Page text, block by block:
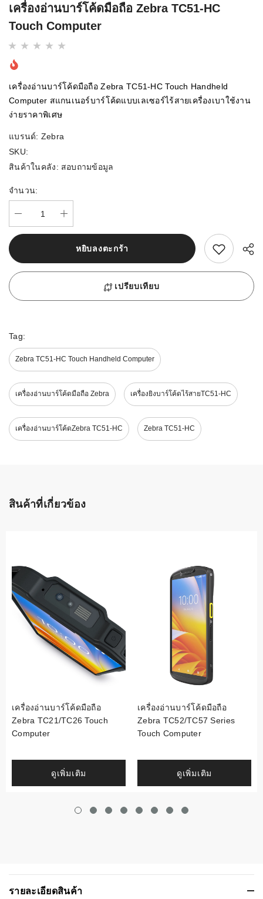
เครื่องอ่านบาร์โค้ดมือถือ Zebra TC51-HC
Touch Computer
เครื่องอ่านบาร์โค้ดมือถือ Zebra TC51-HC Touch Handheld
Computer สแกนเนอร์บาร์โค้ดแบบเลเซอร์ไร้สายเครื่องเบาใช้งาน
ง่ายราคาพิเศษ
แบรนด์: Zebra
SKU:
สินค้าในคลัง: สอบถามข้อมูล
จำนวน:
หยิบลงตะกร้า สนใจสิ้นค้านี้
เปรียบเทียบ
Tag:
Zebra TC51-HC Touch Handheld Computer
เครื่องอ่านบาร์โค้ดมือถือ Zebra เครื่องยิงบาร์โค้ดไร้สายTC51-HC
เครื่องอ่านบาร์โค้ดZebra TC51-HC Zebra TC51-HC
สินค้าที่เกี่ยวข้อง
เครื่องอ่านบาร์โค้ดมือถือ
Zebra TC21/TC26 Touch
Computer
ดูเพิ่มเติม
เครื่องอ่านบาร์โค้ดมือถือ
Zebra TC52/TC57 Series
Touch Computer
ดูเพิ่มเติม
รายละเอียดสินค้า